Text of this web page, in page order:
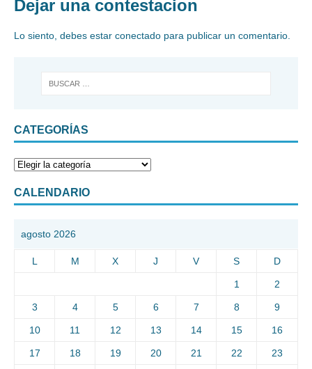
Dejar una contestacion
Lo siento, debes estar conectado para publicar un comentario.
CATEGORÍAS
CALENDARIO
agosto 2026
L M X J V S D
1 2
3 4 5 6 7 8 9
10 11 12 13 14 15 16
17 18 19 20 21 22 23